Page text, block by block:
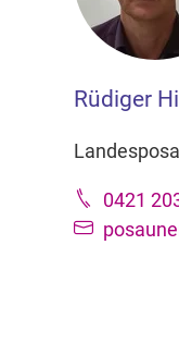
Rüdiger
0421